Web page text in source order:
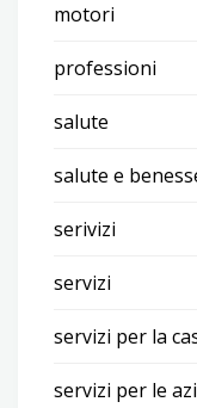
motori
professioni
salute
salute e
serivizi
servizi
servizi per la
servizi per le